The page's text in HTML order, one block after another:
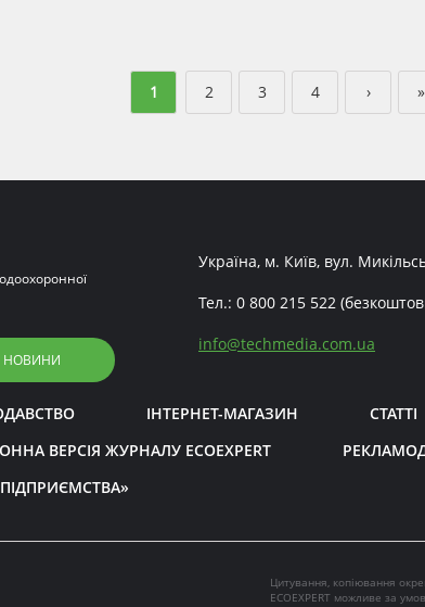
1 2 3 4 › »
НОВИНИ
Україна, м. Київ, вул.
Тел.: 0 800 215 522
info@techmedia.com.ua
ІНТЕРНЕТ-МАГАЗИН СТАТТІ
ВЕРСІЯ ЖУРНАЛУ ECOEXPERT
Цитування, копіювання
ECOEXPERT можливе за